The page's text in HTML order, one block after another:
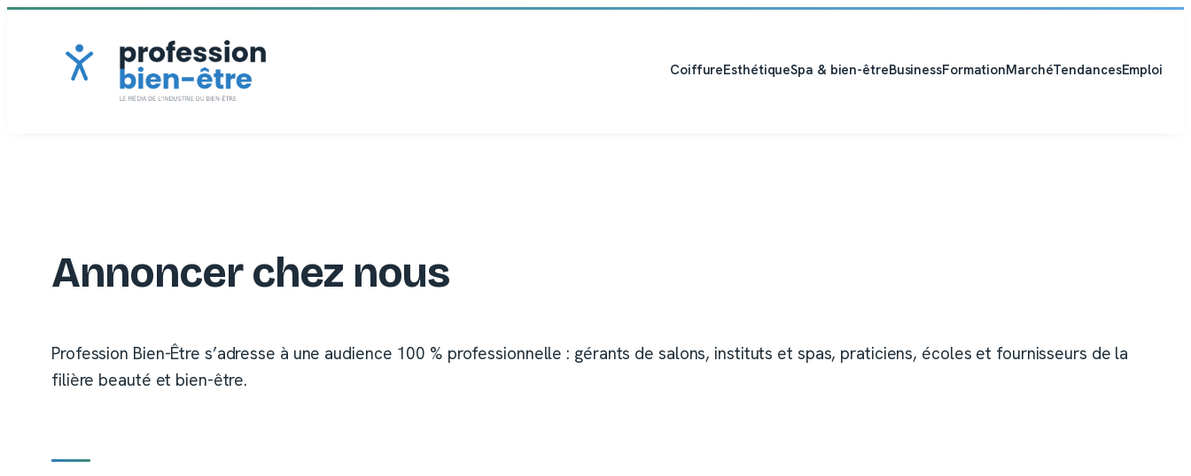
CoiffureEsthétiqueSpa & bien-êtreBusinessFormationMarchéTendancesEmploi
Annoncer chez nous
Profession Bien-Être s’adresse à une audience 100 % professionnelle : gérants de salons, instituts et spas, praticiens, écoles et fournisseurs de la
filière beauté et bien-être.